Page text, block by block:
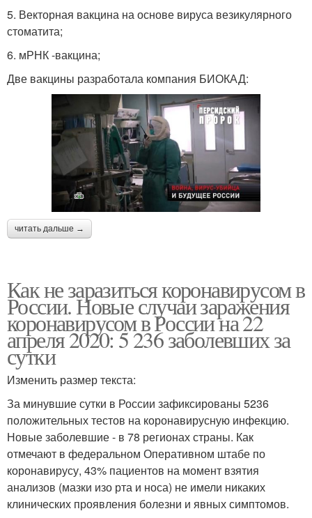
5. Векторная вакцина на основе вируса везикулярного
стоматита;
6. мРНК -вакцина;
Две вакцины разработала компания БИОКАД:
читать дальше →
Как не заразиться коронавирусом в
России. Новые случаи заражения
коронавирусом в России на 22
апреля 2020: 5 236 заболевших за
сутки
Изменить размер текста:
За минувшие сутки в России зафиксированы 5236
положительных тестов на коронавирусную инфекцию.
Новые заболевшие - в 78 регионах страны. Как
отмечают в федеральном Оперативном штабе по
коронавирусу, 43% пациентов на момент взятия
анализов (мазки изо рта и носа) не имели никаких
клинических проявления болезни и явных симптомов.